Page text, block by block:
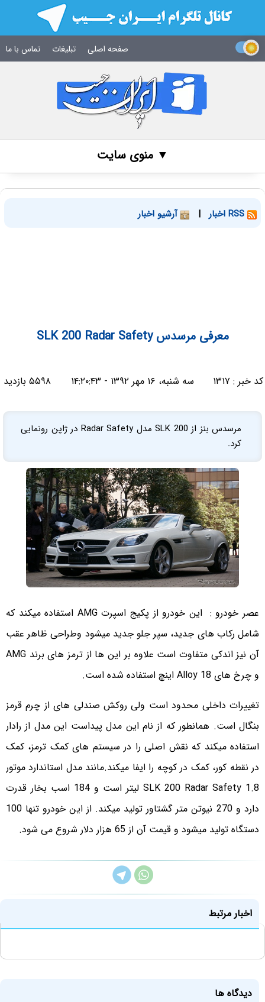
صفحه اصلی تبلیغات تماس با ما
▼ منوی سایت
| آرشیو اخبار
معرفی مرسدس SLK 200 Radar Safety
کد خبر : ۱۳۱۷ سه شنبه، ۱۶ مهر ۱۳۹۲ - ۱۴:۲۰:۴۳ ۵۵۹۸ بازدید
مرسدس بنز از SLK 200 مدل Radar Safety در ژاپن رونمایی
کرد.
عصر خودرو :
این خودرو از پکیج اسپرت AMG استفاده میکند که
شامل رکاب های جدید، سپر جلو جدید میشود وطراحی ظاهر عقب
آن نیز اندکی متفاوت است علاوه بر این ها از ترمز های برند AMG
و چرخ های Alloy 18 اینچ استفاده شده است.
تغییرات داخلی محدود است ولی روکش صندلی های از چرم قرمز
بنگال است. همانطور که از نام این مدل پیداست این مدل از رادار
استفاده میکند که نقش اصلی را در سیستم های کمک ترمز، کمک
در نقطه کور، کمک در کوچه را ایفا میکند.مانند مدل استاندارد موتور
SLK 200 Radar Safety 1.8 لیتر است و 184 اسب بخار قدرت
دارد و 270 نیوتن متر گشتاور تولید میکند. از این خودرو تنها 100
دستگاه تولید میشود و قیمت آن از 65 هزار دلار شروع می شود.
اخبار مرتبط
دیدگاه ها